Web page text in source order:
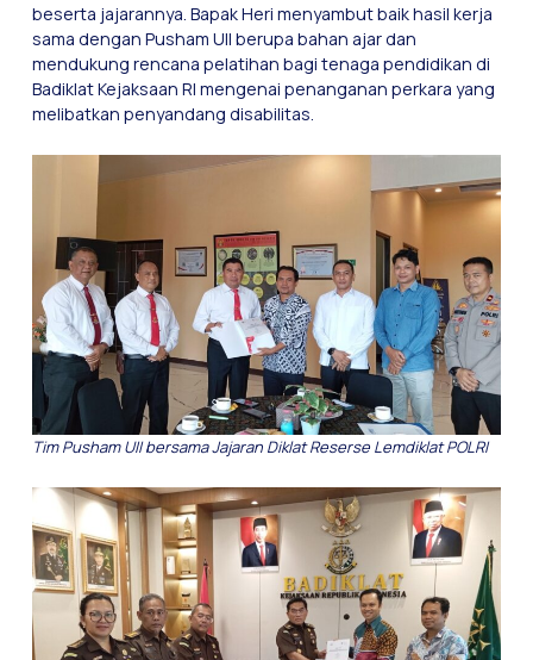
beserta jajarannya. Bapak Heri menyambut baik hasil kerja
sama dengan Pusham UII berupa bahan ajar dan
mendukung rencana pelatihan bagi tenaga pendidikan di
Badiklat Kejaksaan RI mengenai penanganan perkara yang
melibatkan penyandang disabilitas.
Tim Pusham UII bersama Jajaran Diklat Reserse Lemdiklat POLRI